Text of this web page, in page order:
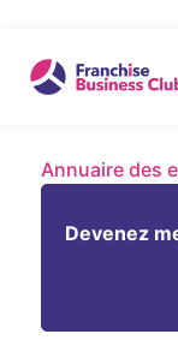
Annuaire des
Devenez